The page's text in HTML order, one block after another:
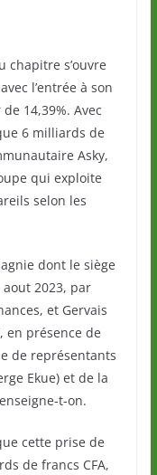
chapitre s’ouvre
l’entrée à son
14,39%. Avec
6 milliards de
Asky,
qui exploite
selon les
dont le siège
2023, par
et Gervais
en présence de
de représentants
Ekue) et de la
t-on.
cette prise de
de francs CFA,